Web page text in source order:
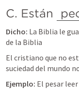
C. Están
Dicho: La Biblia le
de la Biblia
El cristiano que no
suciedad del mundo
Ejemplo: El pesar